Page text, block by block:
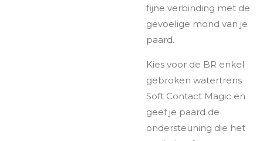
fijne verbinding met de
gevoelige mond van je
paard.
Kies voor de BR enkel
gebroken watertrens
Soft Contact Magic en
geef je paard de
ondersteuning die het